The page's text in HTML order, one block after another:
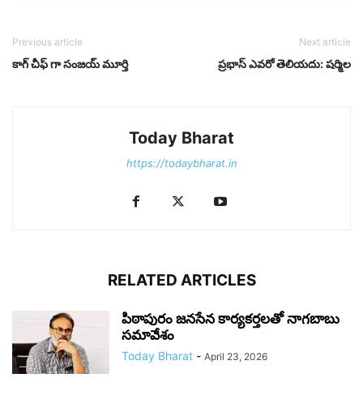
Previous article
కాగ్ చీఫ్ గా సంజయ్ మూర్తి
Next article
ప్రభాస్ ఎవరో తెలియదు: షర్మిల
Today Bharat
https://todaybharat.in
RELATED ARTICLES
పిఠాపురం జనసేన కార్యకర్తలతో నాగబాబు
సమావేశం
Today Bharat - April 23, 2026